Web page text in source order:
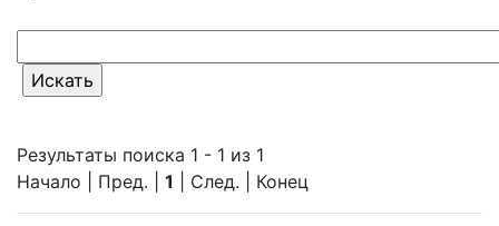
Результаты поиска 1 - 1 из 1
Начало | Пред. | 1 | След. | Конец